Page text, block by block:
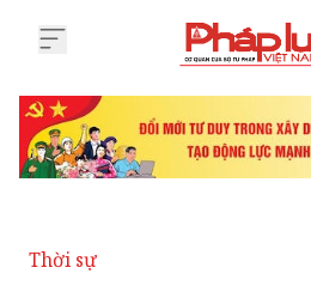
Thời sự